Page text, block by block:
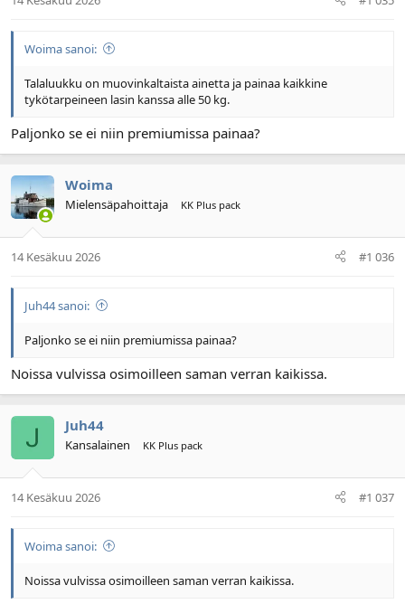
Woima sanoi:
Talaluukku on muovinkaltaista ainetta ja painaa kaikkine
tykötarpeineen lasin kanssa alle 50 kg.
Paljonko se ei niin premiumissa painaa?
Woima
Mielensäpahoittaja KK Plus pack
14 Kesäkuu 2026 #1 036
Juh44 sanoi:
Paljonko se ei niin premiumissa painaa?
Noissa vulvissa osimoilleen saman verran kaikissa.
Juh44
Kansalainen KK Plus pack
14 Kesäkuu 2026 #1 037
Woima sanoi:
Noissa vulvissa osimoilleen saman verran kaikissa.